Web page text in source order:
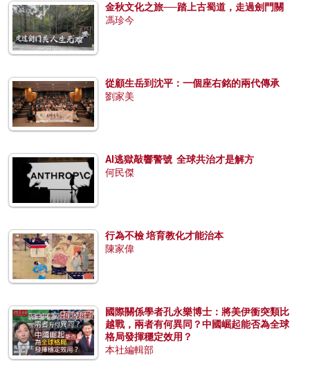
金秋文化之旅──踏上古蜀道，走過劍門關
馮珍今
從顧生岳到沈平：一個座右銘的兩代傳承
劉家美
AI逃獄敲響警號 全球共治才是解方
何民傑
行為不檢 培育教化才能治本
陳家偉
國際關係學者孔永樂博士：將美伊衝突類比
越戰，兩者有何異同？中國崛起能否為全球
格局發揮穩定效用？
本社編輯部